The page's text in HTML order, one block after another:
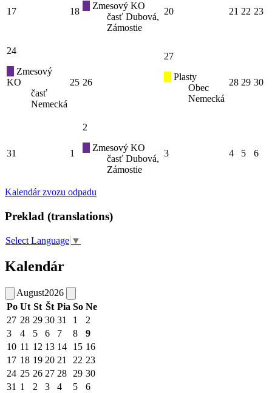
17 18
Zmesový KO
časť Dubová,
Zámostie
20 21 22 23
24
Zmesový
KO
časť
Nemecká
25 26
27
Plasty
Obec
Nemecká
28 29 30
31 1
2
Zmesový KO
časť Dubová,
Zámostie
3 4 5 6
Kalendár zvozu odpadu
Preklad (translations)
Select Language ▼
Kalendár
August2026
Po Ut St Št Pia So Ne
27 28 29 30 31 1
2
3
4 5 6 7 8
9
10 11 12 13 14 15 16
17 18 19 20 21 22 23
24 25 26 27 28 29 30
31 1 2 3 4 5 6